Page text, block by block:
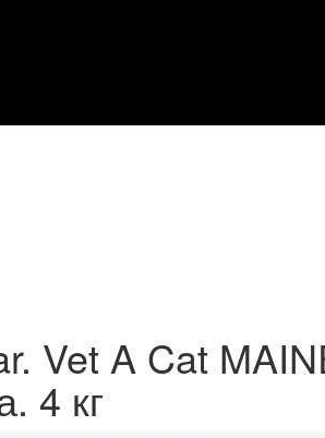
Vet A Cat
4 кг